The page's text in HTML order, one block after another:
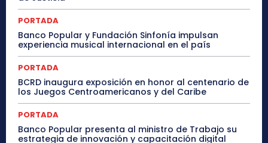
PORTADA
Banco Popular y Fundación Sinfonía impulsan
experiencia musical internacional en el país
PORTADA
BCRD inaugura exposición en honor al centenario de
los Juegos Centroamericanos y del Caribe
PORTADA
Banco Popular presenta al ministro de Trabajo su
estrategia de innovación y capacitación digital